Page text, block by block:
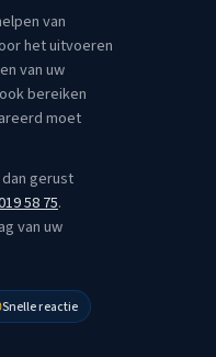
van
het uitvoeren
van uw
bereiken
moet
gerust
58 75.
van uw
Snelle reactie